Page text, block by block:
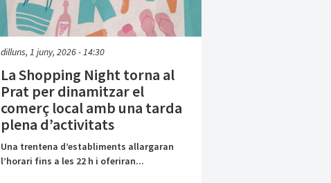
dilluns, 1 juny, 2026 - 14:30
La Shopping Night torna al
Prat per dinamitzar el
comerç local amb una tarda
plena d’activitats
Una trentena d’establiments allargaran
l’horari fins a les 22 h i oferiran...